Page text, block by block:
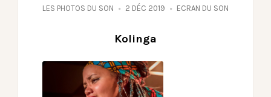
LES PHOTOS DU SON 2 DÉC 2019 ECRAN DU SON
Kolinga